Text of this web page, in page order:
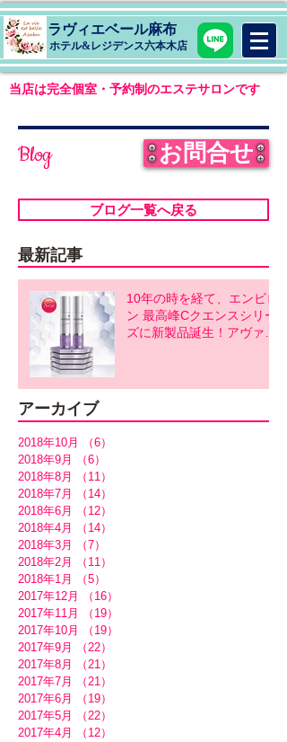
ラヴィエベール麻布
​ホテル&レジデンス六本木店
当店は完全個室・予約制のエステサロンです
Blog お問合せ
ブログ一覧へ戻る
最新記事
10年の時を経て、エンビロ
ン 最高峰Cクエンスシリー
ズに新製品誕生！アヴァン
アーカイブ
2018年10月 （6）
2018年9月
（6）
2018年8月
（11）
2018年7月
（14）
2018年6月
（12）
2018年4月
（14）
2018年3月
（7）
2018年2月
（11）
2018年1月
（5）
2017年12月
（16）
2017年11月
（19）
2017年10月
（19）
2017年9月
（22）
2017年8月
（21）
2017年7月
（21）
2017年6月
（19）
2017年5月
（22）
2017年4月
（12）